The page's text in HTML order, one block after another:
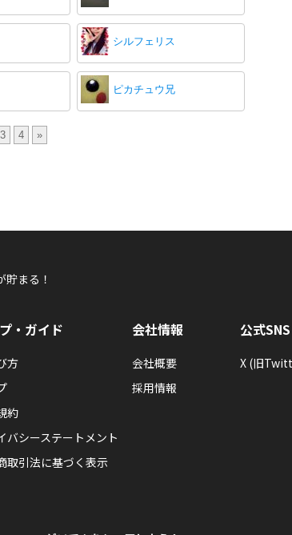
シルフェリス
ピカチュウ兄
3 4 »
まる！
・ガイド
方
約
バシーステートメント
取引法に基づく表示
会社情報
会社概要
採用情報
公式SNS
X (旧